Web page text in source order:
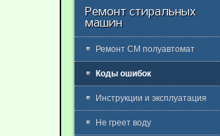
Ремонт стиральных
машин
Ремонт СМ полуавтомат
Коды ошибок
Инструкции и эксплуатация
Не греет воду